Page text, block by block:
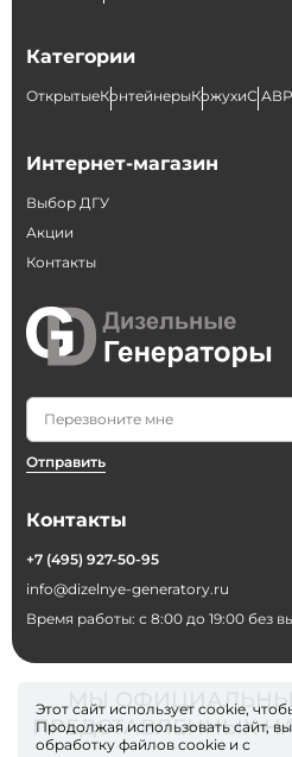
Категории
ОткрытыеКонтейнерыКожухиС АВР
Интернет-магазин
Выбор ДГУ
Акции
Контакты
Отправить
Контакты
+7 (495) 927-50-95
info@dizelnye-generatory.ru
Время работы: с 8:00 до 19:00 без
МЫ
ПРЕДСТАВЛЕННЫХ
Этот сайт использует cookie,
Продолжая использовать сайт,
обработку файлов cookie и с